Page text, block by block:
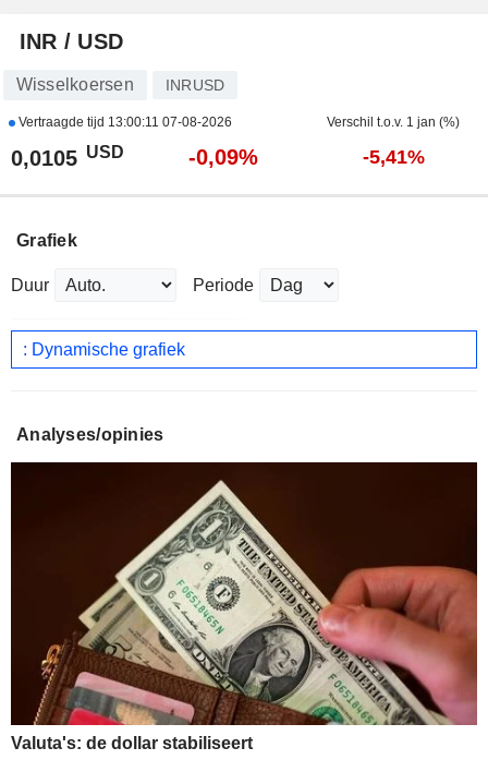
INR / USD
Wisselkoersen INRUSD
Vertraagde tijd 13:00:11 07-08-2026 Verschil t.o.v. 1 jan (%)
0,0105 USD -0,09% -5,41%
Grafiek
Duur Periode
: Dynamische grafiek
Analyses/opinies
Valuta's: de dollar stabiliseert